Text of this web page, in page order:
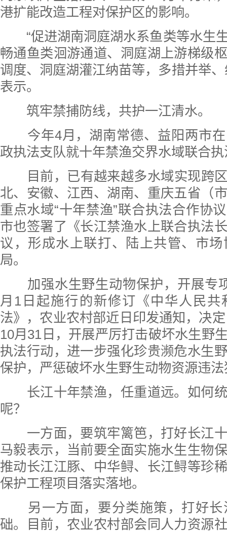
港扩能改造工程对保护区的影响。
“促进湖南洞庭湖水系鱼类等水生
畅通鱼类洄游通道、洞庭湖上游梯级
调度、洞庭湖灌江纳苗等，多措并举
表示。
筑牢禁捕防线，共护一江清水。
今年4月，湖南常德、益阳两市在
政执法支队就十年禁渔交界水域联合
目前，已有越来越多水域实现跨
北、安徽、江西、湖南、重庆五省（
重点水域“十年禁渔”联合执法合作协
市也签署了《长江禁渔水上联合执法
议，形成水上联打、陆上共管、市
局。
加强水生野生动物保护，开展专
月1日起施行的新修订《中华人民共
法》，农业农村部近日印发通知，决
10月31日，开展严厉打击破坏水生野
执法行动，进一步强化珍贵濒危水生
保护，严惩破坏水生野生动物资源违
长江十年禁渔，任重道远。如何统
呢？
一方面，要筑牢篱笆，打好长江十
马毅表示，当前要全面实施水生生物
推动长江江豚、中华鲟、长江鲟等珍
保护工程项目落实落地。
另一方面，要分类施策，打好长
础。目前，农业农村部会同人力资源